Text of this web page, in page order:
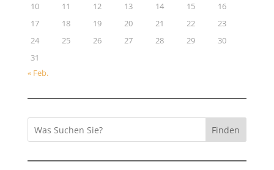
10
11 12 13 14 15
16
17
18 19 20 21 22
23
24
25 26 27 28 29
30
31
« Feb.
Finden